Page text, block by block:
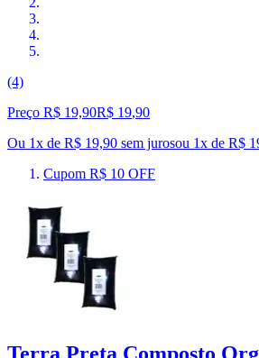
(4)
Preço R$ 19,90R$ 19,90
Ou 1x de R$ 19,90 sem jurosou 1x de R$
Cupom R$ 10 OFF